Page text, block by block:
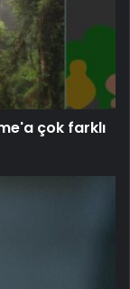
çok farklı